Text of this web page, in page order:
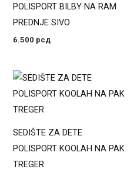
POLISPORT BILBY NA RAM
PREDNJE SIVO
6.500 рсд
SEDIŠTE ZA DETE
POLISPORT KOOLAH NA PAK
TREGER